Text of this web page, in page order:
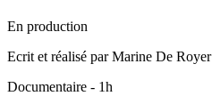
En production
Ecrit et réalisé par Marine De Royer
Documentaire - 1h